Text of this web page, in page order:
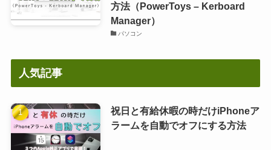
方法（PowerToys – Kerboard
Manager）
パソコン
人気記事
祝日と有給休暇の時だけiPhoneア
ラームを自動でオフにする方法